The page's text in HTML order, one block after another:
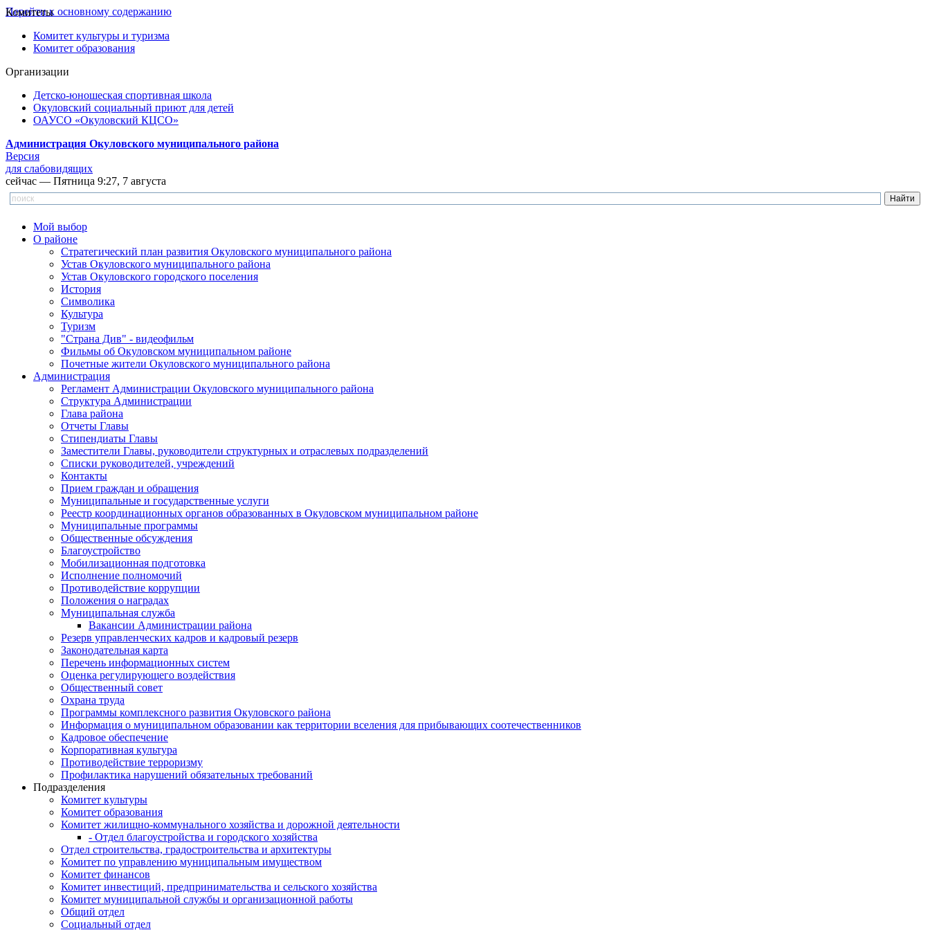
Перейти к основному содержанию
Комитеты
Комитет культуры и туризма
Комитет образования
Организации
Детско-юношеская спортивная школа
Окуловский социальный приют для детей
ОАУСО «Окуловский КЦСО»
Администрация Окуловского муниципального района
Версия
для слабовидящих
сейчас — Пятница 9:27, 7 августа
Мой выбор
О районе
Стратегический план развития Окуловского муниципального района
Устав Окуловского муниципального района
Устав Окуловского городского поселения
История
Символика
Культура
Туризм
"Страна Див" - видеофильм
Фильмы об Окуловском муниципальном районе
Почетные жители Окуловского муниципального района
Администрация
Регламент Администрации Окуловского муниципального района
Структура Администрации
Глава района
Отчеты Главы
Стипендиаты Главы
Заместители Главы, руководители структурных и отраслевых подразделений
Списки руководителей, учреждений
Контакты
Прием граждан и обращения
Муниципальные и государственные услуги
Реестр координационных органов образованных в Окуловском муниципальном районе
Муниципальные программы
Общественные обсуждения
Благоустройство
Мобилизационная подготовка
Исполнение полномочий
Противодействие коррупции
Положения о наградах
Муниципальная служба
Вакансии Администрации района
Резерв управленческих кадров и кадровый резерв
Законодательная карта
Перечень информационных систем
Оценка регулирующего воздействия
Общественный совет
Охрана труда
Программы комплексного развития Окуловского района
Информация о муниципальном образовании как территории вселения для прибывающих соотечественников
Кадровое обеспечение
Корпоративная культура
Противодействие терроризму
Профилактика нарушений обязательных требований
Подразделения
Комитет культуры
Комитет образования
Комитет жилищно-коммунального хозяйства и дорожной деятельности
- Отдел благоустройства и городского хозяйства
Отдел строительства, градостроительства и архитектуры
Комитет по управлению муниципальным имуществом
Комитет финансов
Комитет инвестиций, предпринимательства и сельского хозяйства
Комитет муниципальной службы и организационной работы
Общий отдел
Социальный отдел